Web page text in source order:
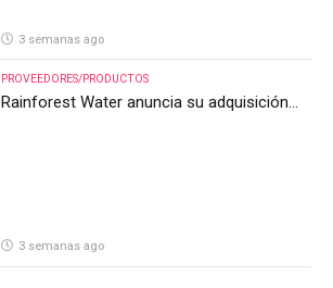
3 semanas ago
PROVEEDORES/PRODUCTOS
Rainforest Water anuncia su adquisición
3 semanas ago